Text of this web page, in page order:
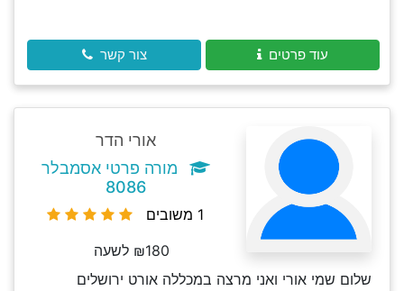
עוד פרטים צור קשר
אורי הדר
מורה פרטי אסמבלר
8086
1 משובים
₪180 לשעה
שלום שמי אורי ואני מרצה במכללה אורט ירושלים